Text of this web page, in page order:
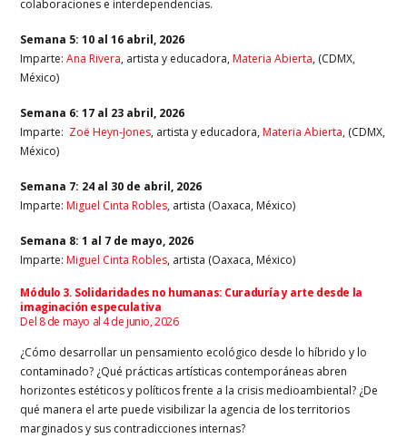
colaboraciones e interdependencias.
Semana 5: 10 al 16 abril, 2026
Imparte:Ana Rivera, artista y educadora,Materia Abierta, (CDMX,
México)
Semana 6: 17 al 23 abril, 2026
Imparte: Zoë Heyn-Jones, artista y educadora,Materia Abierta, (CDMX,
México)
Semana 7: 24 al 30 de abril, 2026
Imparte:Miguel Cinta Robles, artista (Oaxaca, México)
Semana 8: 1 al 7 de mayo, 2026
Imparte:Miguel Cinta Robles, artista (Oaxaca, México)
Módulo 3. Solidaridades no humanas: Curaduría y arte desde la
imaginación especulativa
Del 8 de mayo al 4 de junio, 2026
¿Cómo desarrollar un pensamiento ecológico desde lo híbrido y lo
contaminado? ¿Qué prácticas artísticas contemporáneas abren
horizontes estéticos y políticos frente a la crisis medioambiental? ¿De
qué manera el arte puede visibilizar la agencia de los territorios
marginados y sus contradicciones internas?